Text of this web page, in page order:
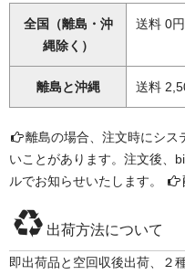
全国（離島・沖
縄除く）
送料 0円
離島と沖縄 送料
離島の場合、注文時にシス
いことがあります。注文後、
ルでお知らせいたします。
出荷方法について
即出荷品と空回収後出荷、２